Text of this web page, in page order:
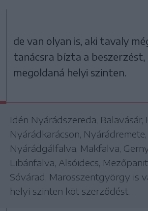
de van olyan is, aki tavaly
tanácsra bízta a beszerzést,
megoldaná helyi szinten.
Idén Nyárádszereda, Balavásár,
Nyárádkarácson, Nyárádremete,
Nyárádgálfalva, Makfalva,
Libánfalva, Alsóidecs,
Sóvárad, Marosszentgyörgy is
helyi szinten köt szerződést.